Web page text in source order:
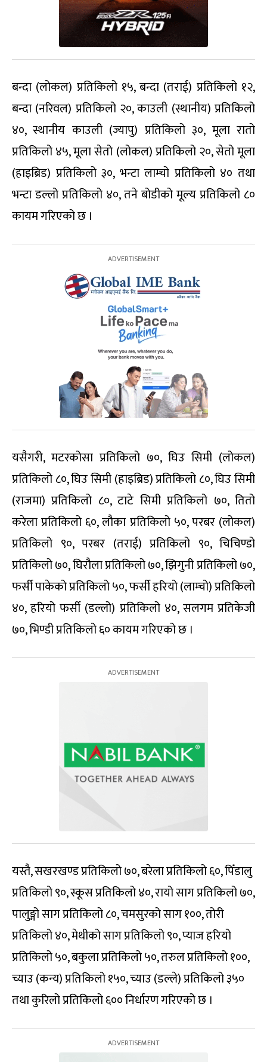
बन्दा (लोकल) प्रतिकिलो १५, बन्दा (तराई) प्रतिकिलो १२,
बन्दा (नरिवल) प्रतिकिलो २०, काउली (स्थानीय) प्रतिकिलो
४०, स्थानीय काउली (ज्यापु) प्रतिकिलो ३०, मूला रातो
प्रतिकिलो ४५, मूला सेतो (लोकल) प्रतिकिलो २०, सेतो मूला
(हाइब्रिड) प्रतिकिलो ३०, भन्टा लाम्चो प्रतिकिलो ४० तथा
भन्टा डल्लो प्रतिकिलो ४०, तने बोडीको मूल्य प्रतिकिलो ८०
कायम गरिएको छ ।
यसैगरी, मटरकोसा प्रतिकिलो ७०, घिउ सिमी (लोकल)
प्रतिकिलो ८०, घिउ सिमी (हाइब्रिड) प्रतिकिलो ८०, घिउ सिमी
(राजमा) प्रतिकिलो ८०, टाटे सिमी प्रतिकिलो ७०, तितो
करेला प्रतिकिलो ६०, लौका प्रतिकिलो ५०, परबर (लोकल)
प्रतिकिलो ९०, परबर (तराई) प्रतिकिलो ९०, चिचिण्डो
प्रतिकिलो ७०, घिरौला प्रतिकिलो ७०, झिगुनी प्रतिकिलो ७०,
फर्सी पाकेको प्रतिकिलो ५०, फर्सी हरियो (लाम्चो) प्रतिकिलो
४०, हरियो फर्सी (डल्लो) प्रतिकिलो ४०, सलगम प्रतिकेजी
७०, भिण्डी प्रतिकिलो ६० कायम गरिएको छ ।
यस्तै, सखरखण्ड प्रतिकिलो ७०, बरेला प्रतिकिलो ६०, पिँडालु
प्रतिकिलो ९०, स्कूस प्रतिकिलो ४०, रायो साग प्रतिकिलो ७०,
पालुङ्गो साग प्रतिकिलो ८०, चमसुरको साग १००, तोरी
प्रतिकिलो ४०, मेथीको साग प्रतिकिलो ९०, प्याज हरियो
प्रतिकिलो ५०, बकुला प्रतिकिलो ५०, तरुल प्रतिकिलो १००,
च्याउ (कन्य) प्रतिकिलो १५०, च्याउ (डल्ले) प्रतिकिलो ३५०
तथा कुरिलो प्रतिकिलो ६०० निर्धारण गरिएको छ ।